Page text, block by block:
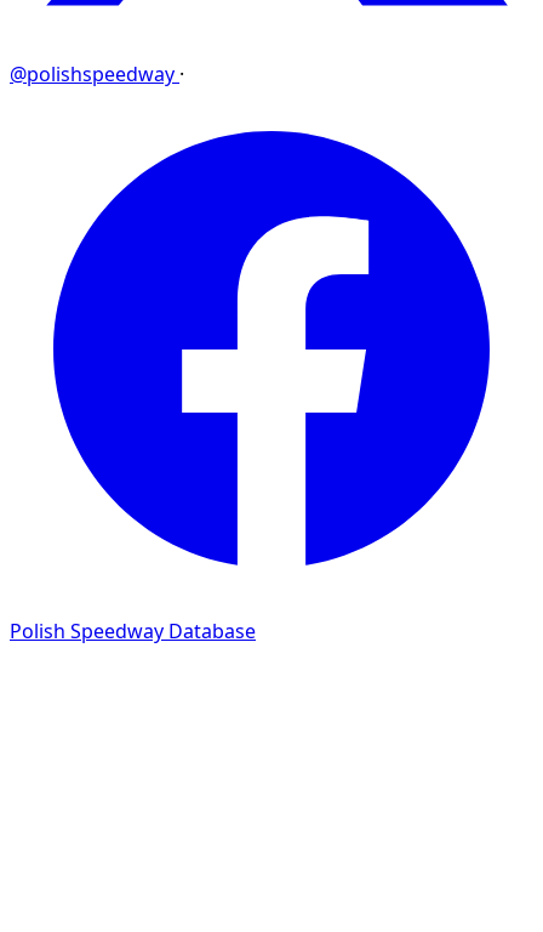
@polishspeedway ·
Polish Speedway Database